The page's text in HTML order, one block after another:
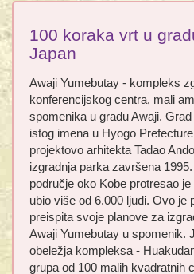
100 koraka vrt u
Japan
Awaji Yumebutay - kompleks
konferencijskog centra, mali
spomenika u gradu Awaji.
istog imena u Hyogo
projektovo arhitekta Tadao
izgradnja parka završena
područje oko Kobe protresao
ubio više od 6.000 ljudi. Ovo je
preispita svoje planove za
Awaji Yumebutay u spomenik.
obeležja kompleksa -
grupa od 100 malih kvadratnih